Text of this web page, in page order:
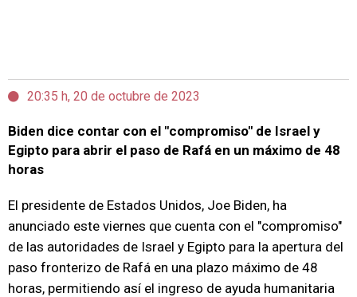
20:35 h, 20 de octubre de 2023
Biden dice contar con el "compromiso" de Israel y
Egipto para abrir el paso de Rafá en un máximo de 48
horas
El presidente de Estados Unidos, Joe Biden, ha
anunciado este viernes que cuenta con el "compromiso"
de las autoridades de Israel y Egipto para la apertura del
paso fronterizo de Rafá en una plazo máximo de 48
horas, permitiendo así el ingreso de ayuda humanitaria